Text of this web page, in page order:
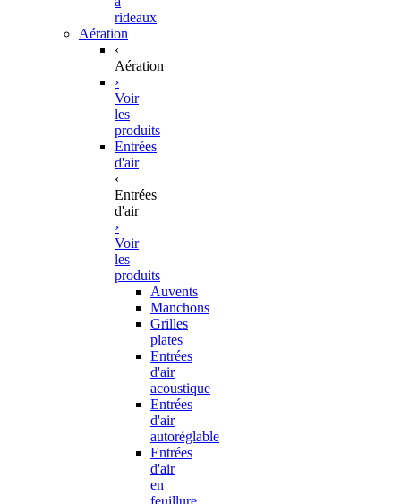
rideaux
Aération
‹
Aération
›
Voir
les
produits
Entrées
d'air
‹
Entrées
d'air
›
Voir
les
produits
Auvents
Manchons
Grilles
plates
Entrées
d'air
acoustique
Entrées
d'air
autoréglable
Entrées
d'air
en
feuillure